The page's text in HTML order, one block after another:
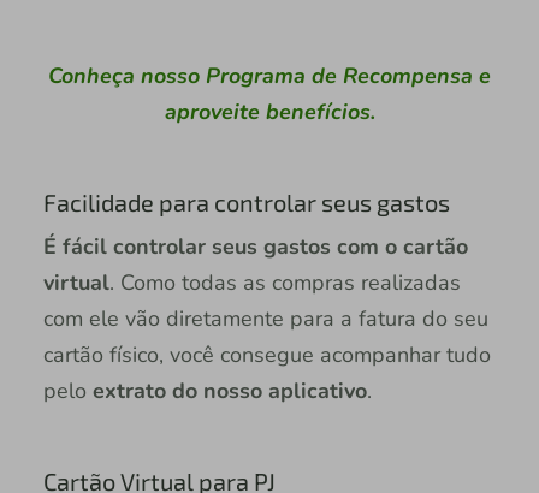
Conheça nosso Programa de Recompensa e
aproveite benefícios.
Facilidade para controlar seus gastos
É fácil controlar seus gastos com o cartão
virtual. Como todas as compras realizadas
com ele vão diretamente para a fatura do seu
cartão físico, você consegue acompanhar tudo
pelo extrato do nosso aplicativo.
Cartão Virtual para PJ